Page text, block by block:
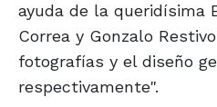
ayuda de la queridísima
Correa y Gonzalo
fotografías y el diseño
respectivamente".